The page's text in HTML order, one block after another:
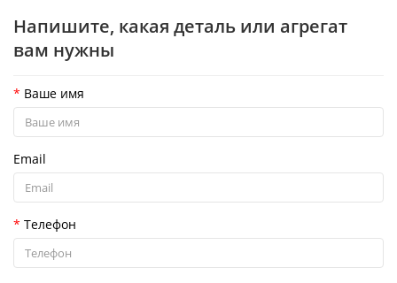
Напишите, какая деталь или агрегат
вам нужны
Ваше имя
Email
Телефон